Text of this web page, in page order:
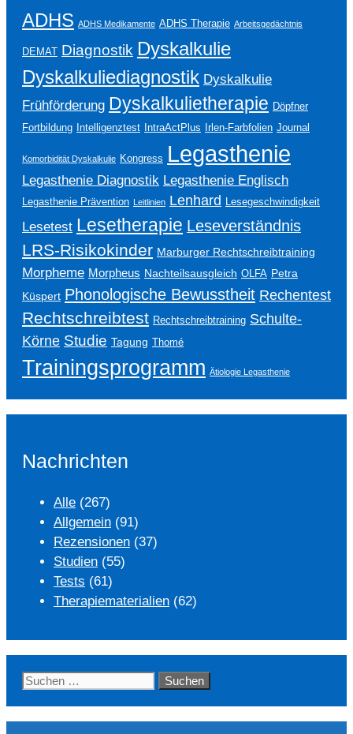
ADHS ADHS Medikamente ADHS Therapie Arbeitsgedächtnis
DEMAT Diagnostik Dyskalkulie
Dyskalkuliediagnostik Dyskalkulie
Frühförderung Dyskalkulietherapie Döpfner
Fortbildung
Intelligenztest IntraActPlus Irlen-Farbfolien Journal
Komorbidität Dyskalkulie Kongress Legasthenie
Legasthenie Diagnostik Legasthenie Englisch
Legasthenie Prävention Leitlinien Lenhard Lesegeschwindigkeit
Lesetest Lesetherapie Leseverständnis
LRS-Risikokinder Marburger Rechtschreibtraining
Morpheme Morpheus Nachteilsausgleich OLFA Petra
Küspert Phonologische Bewusstheit Rechentest
Rechtschreibtest Rechtschreibtraining Schulte-
Körne Studie Tagung Thomé
Trainingsprogramm Ätiologie Legasthenie
Nachrichten
Alle (267)
Allgemein (91)
Rezensionen (37)
Studien (55)
Tests (61)
Therapiematerialien (62)
Suchen